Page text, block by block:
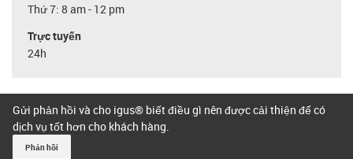
Thứ 7: 8 am - 12 pm
Trực tuyến
24h
Gửi phản hồi và cho igus® biết điều gì nên được cải thiện để có
dịch vụ tốt hơn cho khách hàng.
Phản hồi